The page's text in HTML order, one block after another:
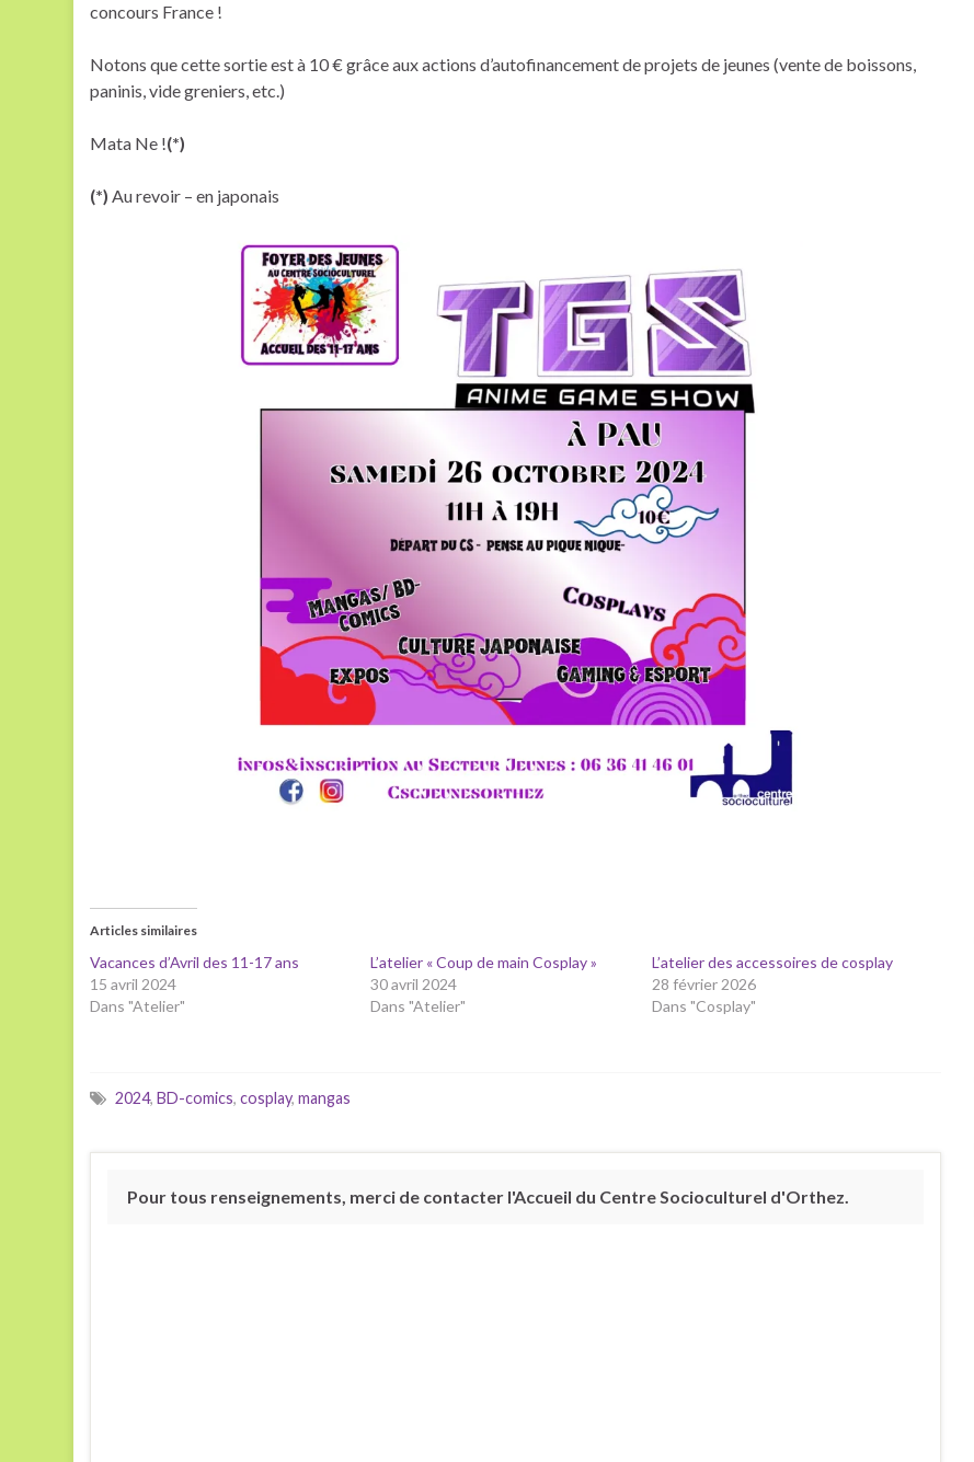
concours France !
Notons que cette sortie est à 10 € grâce aux actions d’autofinancement de projets de jeunes (vente de boissons,
paninis, vide greniers, etc.)
Mata Ne !(*)
(*) Au revoir – en japonais
Articles similaires
Vacances d’Avril des 11-17 ans
15 avril 2024
Dans "Atelier"
L’atelier « Coup de main Cosplay »
30 avril 2024
Dans "Atelier"
L’atelier des accessoires de cosplay
28 février 2026
Dans "Cosplay"
2024, BD-comics, cosplay, mangas
Pour tous renseignements, merci de contacter l'Accueil du Centre Socioculturel d'Orthez.